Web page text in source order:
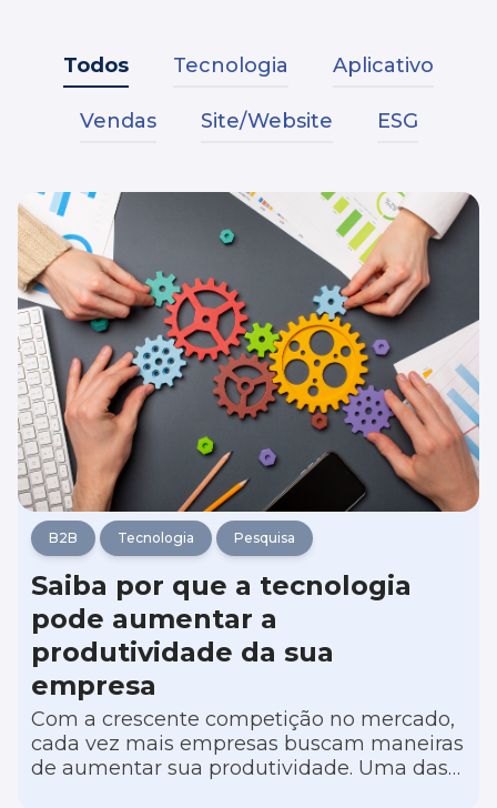
Todos Tecnologia Aplicativo
Vendas Site/Website ESG
B2B Tecnologia Pesquisa
Saiba por que a tecnologia
pode aumentar a
produtividade da sua
empresa
Com a crescente competição no mercado,
cada vez mais empresas buscam maneiras
de aumentar sua produtividade. Uma das